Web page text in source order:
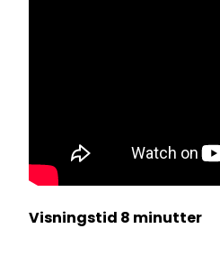
Visningstid 8 minutter